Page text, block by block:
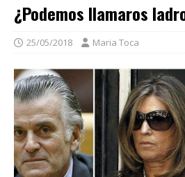
¿Podemos llamaros
25/05/2018 Maria Toca